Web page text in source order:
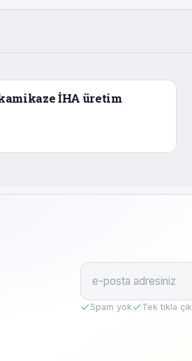
İHA üretim
Spam yok Tek tıkla çık